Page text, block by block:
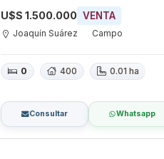
U$S 1.500.000 VENTA
Joaquín Suárez Campo
0 400 0.01 ha
Consultar Whatsapp